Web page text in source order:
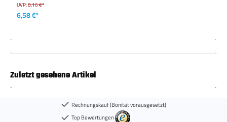
UVP:8,16 €*
6,58 €*
Zuletzt gesehene Artikel
Rechnungskauf (Bonität vorausgesetzt)
Top Bewertungen